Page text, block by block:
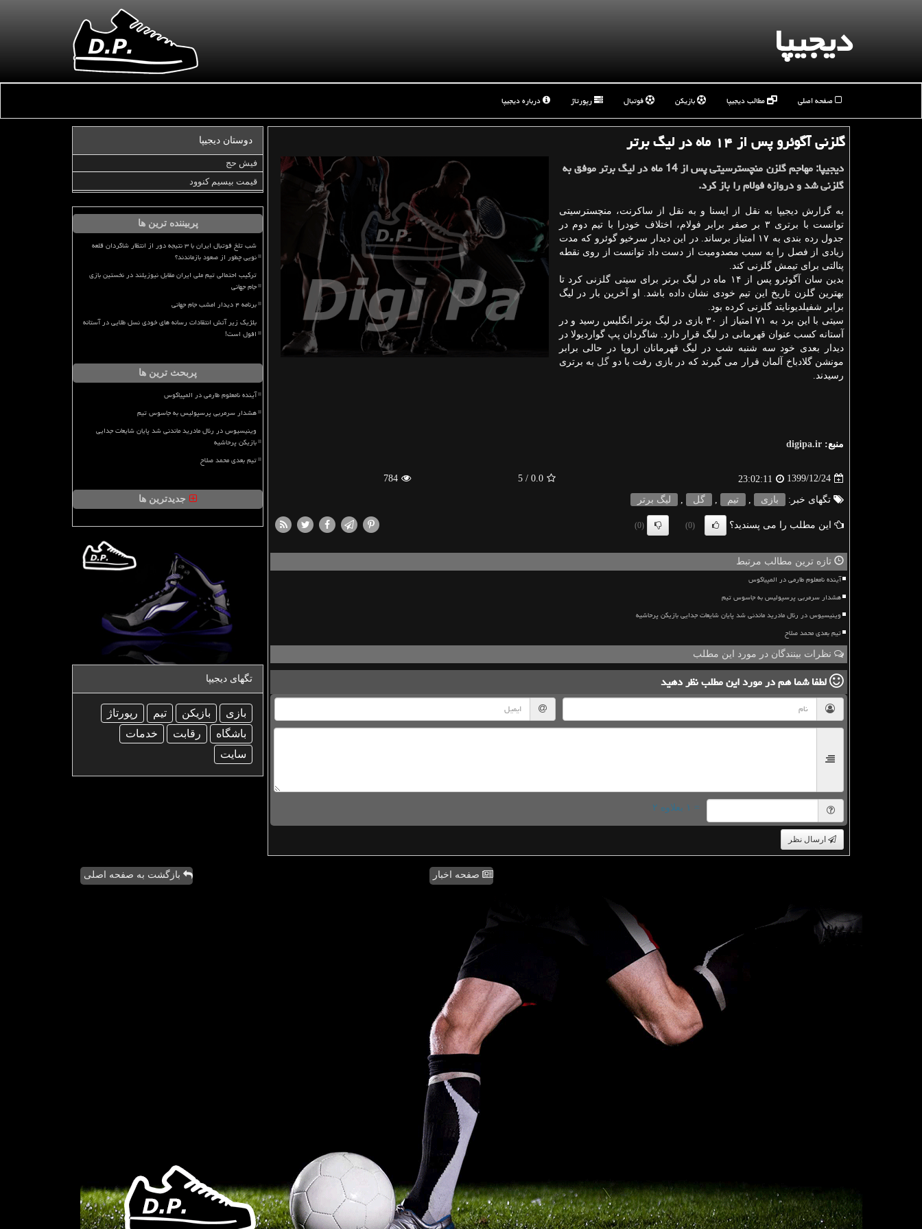
دیجیپا
صفحه اصلی مطالب دیجیپا بازیکن فوتبال رپورتاژ درباره دیجیپا
گلزنی آگوئرو پس از ۱۴ ماه در لیگ برتر
دیجیپا: مهاجم گلزن منچسترسیتی پس از 14 ماه در لیگ برتر موفق به
گلزنی شد و دروازه فولام را باز کرد.
به گزارش دیجیپا به نقل از ایسنا و به نقل از ساکرنت، منچسترسیتی
توانست با برتری ۳ بر صفر برابر فولام، اختلاف خودرا با تیم دوم در
جدول رده بندی به ۱۷ امتیاز برساند. در این دیدار سرخیو گوئرو که مدت
زیادی از فصل را به سبب مصدومیت از دست داد توانست از روی نقطه
پنالتی برای تیمش گلزنی کند.
بدین سان آگوئرو پس از ۱۴ ماه در لیگ برتر برای سیتی گلزنی کرد تا
بهترین گلزن تاریخ این تیم خودی نشان داده باشد. او آخرین بار در لیگ
برابر شفیلدیونایتد گلزنی کرده بود.
سیتی با این برد به ۷۱ امتیاز از ۳۰ بازی در لیگ برتر انگلیس رسید و در
آستانه کسب عنوان قهرمانی در لیگ قرار دارد. شاگردان پپ گواردیولا در
دیدار بعدی خود سه شنبه شب در لیگ قهرمانان اروپا در حالی برابر
مونشن گلادباخ آلمان قرار می گیرند که در بازی رفت با دو گل به برتری
رسیدند.
منبع: digipa.ir
1399/12/24
23:02:11
0.0
/ 5
784
تگهای خبر: بازی تیم گل لیگ برتر
این مطلب را می پسندید؟ (0)
(0)
تازه ترین مطالب مرتبط
آینده نامعلوم طارمی در المپیاکوس
هشدار سرمربی پرسپولیس به جاسوس تیم
وینیسیوس در رئال مادرید ماندنی شد پایان شایعات جدایی بازیکن پرحاشیه
تیم بعدی محمد صلاح
نظرات بینندگان در مورد این مطلب
لطفا شما همدر مورد این مطلبنظر دهید
= ۱ بعلاوه ۲
ارسال نظر
دوستان دیجیپا
فیش حج
قیمت بیسیم کنوود
پربیننده ترین ها
شب تلخ فوتبال ایران با ۳ نتیجه دور از انتظار شاگردان قلعه
نویی چطور از صعود بازماندند؟
ترکیب احتمالی تیم ملی ایران مقابل نیوزیلند در نخستین بازی
جام جهانی
برنامه ۴ دیدار امشب جام جهانی
بلژیک زیر آتش انتقادات رسانه های خودی نسل طلایی در آستانه
افول است!
پربحث ترین ها
آینده نامعلوم طارمی در المپیاکوس
هشدار سرمربی پرسپولیس به جاسوس تیم
وینیسیوس در رئال مادرید ماندنی شد پایان شایعات جدایی
بازیکن پرحاشیه
تیم بعدی محمد صلاح
جدیدترین ها
تگهای دیجیپا
بازی بازیكن تیم
رپورتاژ
باشگاه
رقابت
خدمات
سایت
صفحه اخبار بازگشت به صفحه اصلی